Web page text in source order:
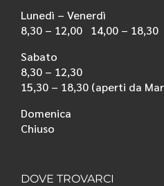
Lunedì – Venerdì
8,30 – 12,00 14,00 – 18,30
Sabato
8,30 – 12,30
15,30 – 18,30 (aperti da
Domenica
Chiuso
DOVE TROVARCI